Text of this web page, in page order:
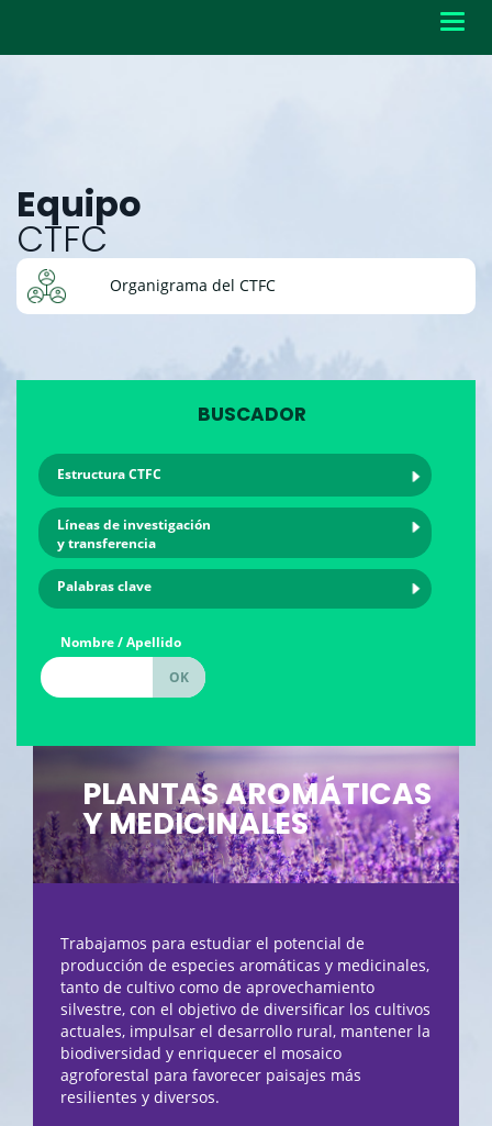
Equipo
CTFC
Organigrama del CTFC
BUSCADOR
Estructura CTFC
Líneas de investigación
y transferencia
Palabras clave
Nombre / Apellido
PLANTAS AROMÁTICAS
Y MEDICINALES
Trabajamos para estudiar el potencial de
producción de especies aromáticas y medicinales,
tanto de cultivo como de aprovechamiento
silvestre, con el objetivo de diversificar los cultivos
actuales, impulsar el desarrollo rural, mantener la
biodiversidad y enriquecer el mosaico
agroforestal para favorecer paisajes más
resilientes y diversos.